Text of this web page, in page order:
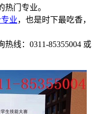
门专业。
业，也是时下最吃香，
线：0311-85355004 或